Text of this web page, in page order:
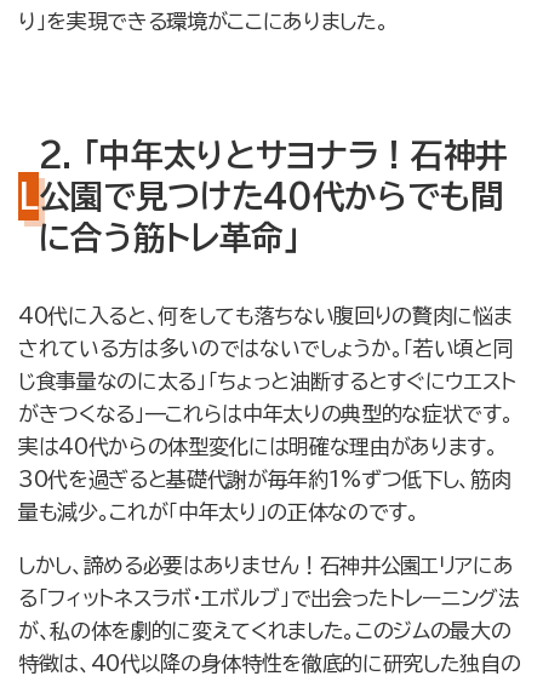
り」を実現できる環境がここにありました。
2. 「中年太りとサヨナラ！石神井
公園で見つけた40代からでも間
に合う筋トレ革命」
40代に入ると、何をしても落ちない腹回りの贅肉に悩ま
されている方は多いのではないでしょうか。「若い頃と同
じ食事量なのに太る」「ちょっと油断するとすぐにウエスト
がきつくなる」—これらは中年太りの典型的な症状です。
実は40代からの体型変化には明確な理由があります。
30代を過ぎると基礎代謝が毎年約1%ずつ低下し、筋肉
量も減少。これが「中年太り」の正体なのです。
しかし、諦める必要はありません！石神井公園エリアにあ
る「フィットネスラボ・エボルブ」で出会ったトレーニング法
が、私の体を劇的に変えてくれました。このジムの最大の
特徴は、40代以降の身体特性を徹底的に研究した独自の